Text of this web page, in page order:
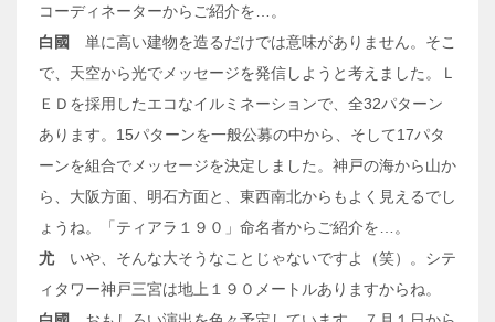
コーディネーターからご紹介を…。
白國
単に高い建物を造るだけでは意味がありません。そこ
で、天空から光でメッセージを発信しようと考えました。Ｌ
ＥＤを採用したエコなイルミネーションで、全32パターン
あります。15パターンを一般公募の中から、そして17パタ
ーンを組合でメッセージを決定しました。神戸の海から山か
ら、大阪方面、明石方面と、東西南北からもよく見えるでし
ょうね。「ティアラ１９０」命名者からご紹介を…。
尤いや、そんな大そうなことじゃないですよ（笑）。シテ
ィタワー神戸三宮は地上１９０メートルありますからね。